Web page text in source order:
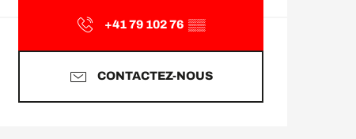
+41 79 102 76 ▒▒
CONTACTEZ-NOUS